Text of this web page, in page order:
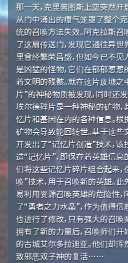
那一天，克里普图斯上空突然开
从门中涌出的瘴气笼罩了整个
统的召唤方法失效。阿克拉斯召
了这扇传送门，发现它通往异世
里曾经繁荣昌盛，但如今已不见
是凶猛的怪物，它们在郁郁葱葱
着文明的残骸。就在这片废墟之
片”的神秘物质被发现，同时还
埃尔德碎片是一种神秘的矿物
忆片和基因在内的各种信息。根
矿物会导致轮回转世。基于这些
开发出了“记忆片创造”技术，
造“记忆片”，即保存着英雄信息
们将这些记忆片碎片组合起来
唤”技术，用于召唤新的英雄。
易利用资源召唤英雄的危险性
了“勇者之力水晶”，作为值得
也进行了修改，只有强大的召唤
拥有了新的力量后，召唤师们
的古城艾尔多拉迪亚。他们却浑
致邪恶双子神的复活……